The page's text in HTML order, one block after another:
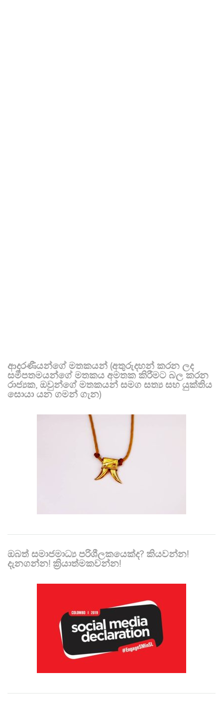
ආදරණීයන්ගේ මතකයන් (අතුරුදහන් කරන ලද
සමීපතමයන්ගේ මතකය අමතක කිරීමට බල කරන
රාජ්‍යක, ඔවුන්ගේ මතකයන් සමග සත්‍ය සහ යුක්තිය
සොයා යන ගමන් ගැන)
ඔබත් සමාජමාධ්‍ය පරිශීලකයෙක්ද? කියවන්න!
දැනගන්න! ක්‍රියාත්මකවන්න!